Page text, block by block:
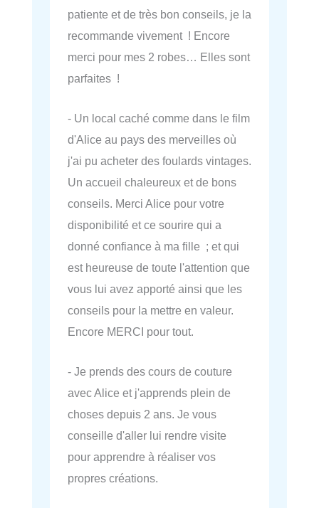
patiente et de très bon conseils, je la
recommande vivement ! Encore
merci pour mes 2 robes… Elles sont
parfaites !
- Un local caché comme dans le film
d'Alice au pays des merveilles où
j'ai pu acheter des foulards vintages.
Un accueil chaleureux et de bons
conseils. Merci Alice pour votre
disponibilité et ce sourire qui a
donné confiance à ma fille ; et qui
est heureuse de toute l'attention que
vous lui avez apporté ainsi que les
conseils pour la mettre en valeur.
Encore MERCI pour tout.
- Je prends des cours de couture
avec Alice et j'apprends plein de
choses depuis 2 ans. Je vous
conseille d'aller lui rendre visite
pour apprendre à réaliser vos
propres créations.